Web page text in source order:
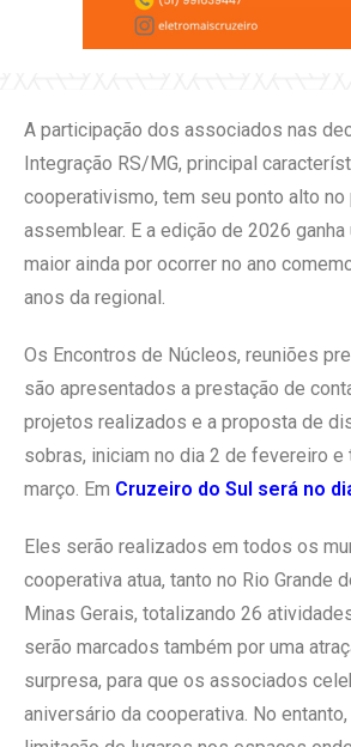
A participação dos associados nas
Integração RS/MG, principal
cooperativismo, tem seu ponto alto
assemblear. E a edição de 2026
maior ainda por ocorrer no ano
anos da regional.
Os Encontros de Núcleos, reuniões
são apresentados a prestação de
projetos realizados e a proposta de
sobras, iniciam no dia 2 de fevereiro e
março. Em Cruzeiro do Sul será no
Eles serão realizados em todos os
cooperativa atua, tanto no Rio Grande
Minas Gerais, totalizando 26
serão marcados também por uma
surpresa, para que os associados
aniversário da cooperativa. No